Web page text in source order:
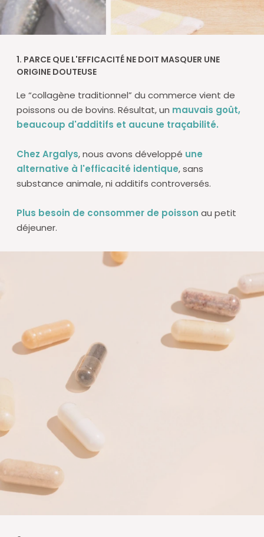
1. PARCE QUE L'EFFICACITÉ NE DOIT MASQUER UNE
ORIGINE DOUTEUSE
Le “collagène traditionnel” du commerce vient de
poissons ou de bovins. Résultat, un mauvais goût,
beaucoup d'additifs et aucune traçabilité.
Chez Argalys, nous avons développé une
alternative à l'efficacité identique, sans
substance animale, ni additifs controversés.
Plus besoin de consommer de poisson au petit
déjeuner.